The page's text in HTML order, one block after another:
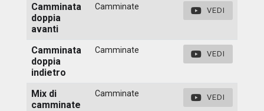
Camminata
doppia
avanti
Camminate VEDI
Camminata
doppia
indietro
Camminate VEDI
Mix di
camminate
Camminate VEDI